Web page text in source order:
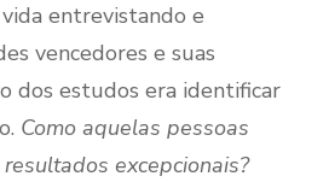
entrevistando e
vencedores e suas
dos estudos era identificar
Como aquelas pessoas
excepcionais?